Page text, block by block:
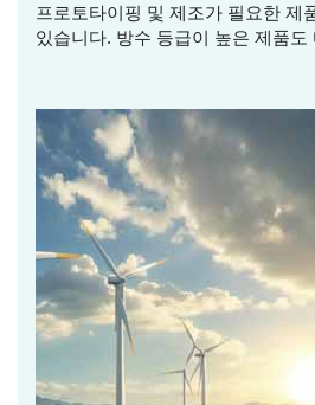
프로토타이핑 및 제조가 필요한 제
있습니다. 방수 등급이 높은 제품도